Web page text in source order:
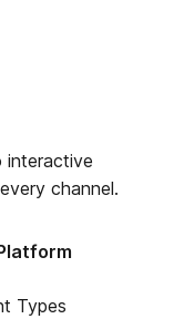
interactive
channel.
Types